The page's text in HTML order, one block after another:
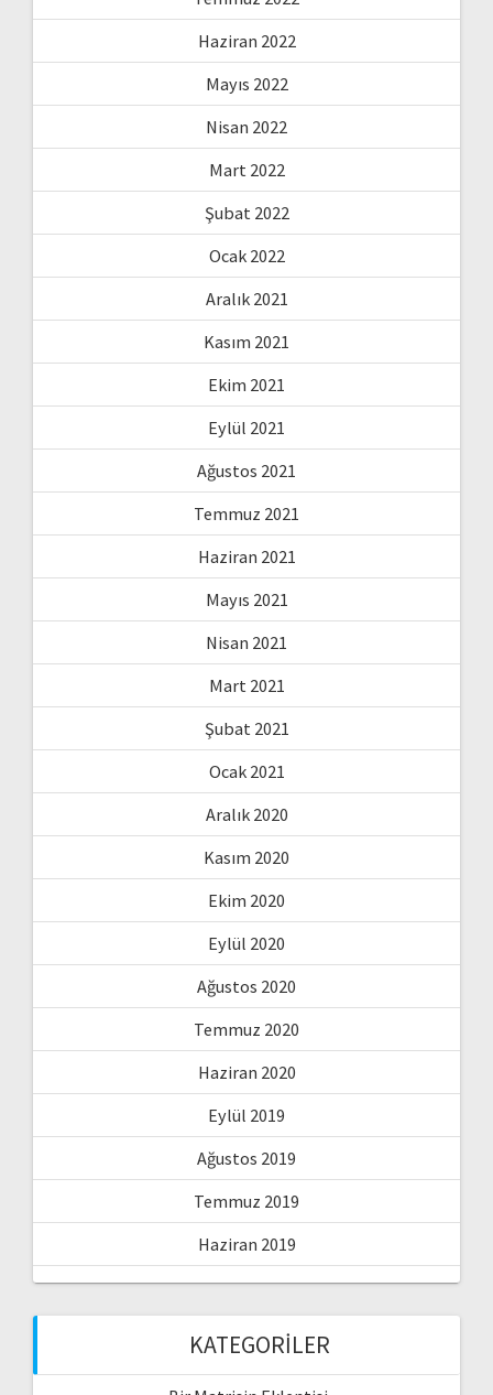
Haziran 2022
Mayıs 2022
Nisan 2022
Mart 2022
Şubat 2022
Ocak 2022
Aralık 2021
Kasım 2021
Ekim 2021
Eylül 2021
Ağustos 2021
Temmuz 2021
Haziran 2021
Mayıs 2021
Nisan 2021
Mart 2021
Şubat 2021
Ocak 2021
Aralık 2020
Kasım 2020
Ekim 2020
Eylül 2020
Ağustos 2020
Temmuz 2020
Haziran 2020
Eylül 2019
Ağustos 2019
Temmuz 2019
Haziran 2019
KATEGORILER